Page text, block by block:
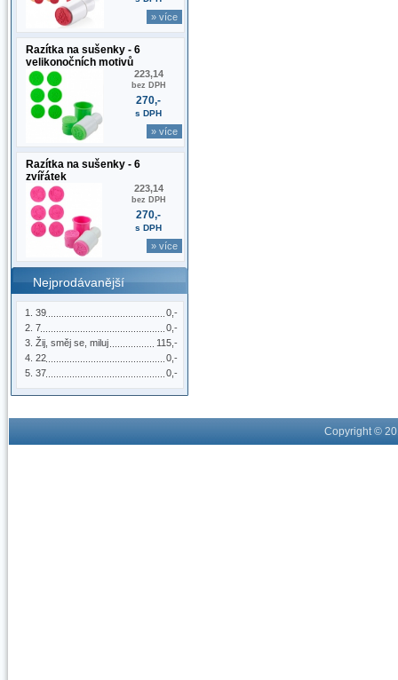
» více
Razítka na sušenky - 6
velikonočních motivů
223,14
bez DPH
270,-
s DPH
» více
Razítka na sušenky - 6
zvířátek
223,14
bez DPH
270,-
s DPH
» více
Nejprodávanější
0,-
39
0,-
7
115,-
Žij, směj se, miluj
0,-
22
0,-
37
Copyright ©